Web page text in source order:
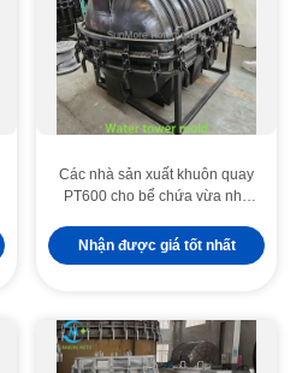
Các nhà sản xuất khuôn quay
PT600 cho bể chứa vừa nhỏ
Nhận được giá tốt nhất